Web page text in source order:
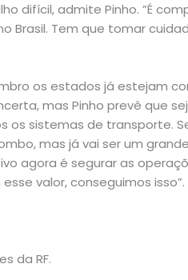
difícil, admite Pinho. ”É
Brasil. Tem que tomar
os estados já estejam
mas Pinho prevê que
os sistemas de transporte.
mas já vai ser um
agora é segurar as
valor, conseguimos isso”.
da RF.